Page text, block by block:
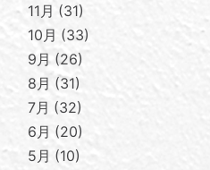
11月
31
10月
33
9月 26
8月
31
7月
32
6月
20
5月
10